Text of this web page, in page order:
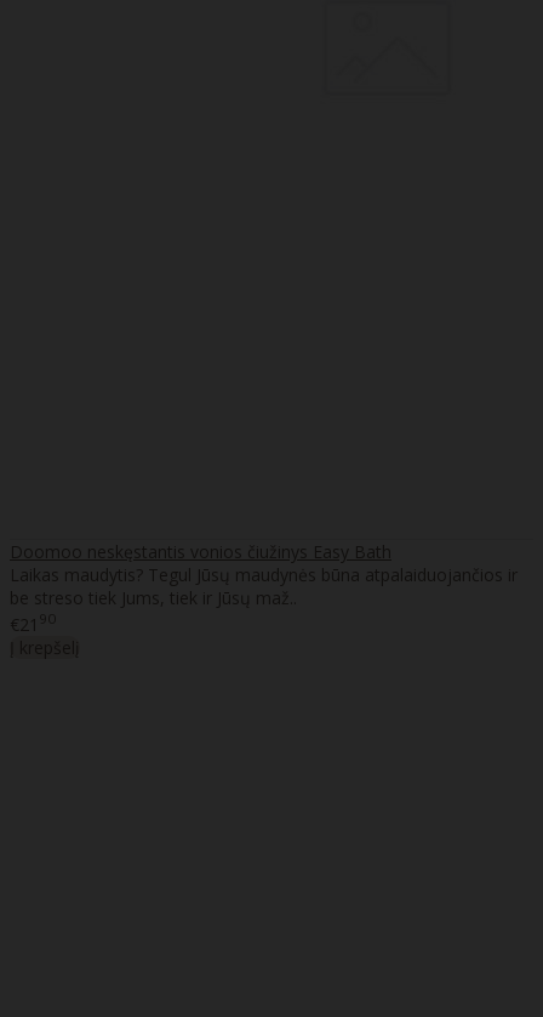
Doomoo neskęstantis vonios čiužinys Easy Bath
Laikas maudytis? Tegul Jūsų maudynės būna atpalaiduojančios ir
be streso tiek Jums, tiek ir Jūsų maž..
€21 90